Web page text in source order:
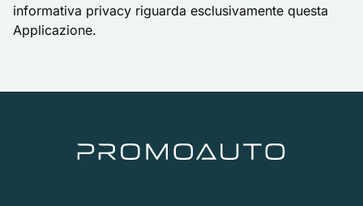
informativa privacy riguarda esclusivamente questa
Applicazione.